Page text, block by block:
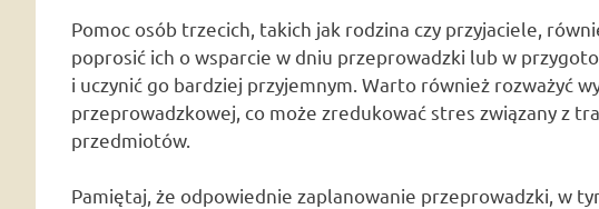
Pomoc osób trzecich, takich jak rodzina czy przyjaciele,
poprosić ich o wsparcie w dniu przeprowadzki lub w
i uczynić go bardziej przyjemnym. Warto również rozważyć
przeprowadzkowej, co może zredukować stres związany z
przedmiotów.
Pamiętaj, że odpowiednie zaplanowanie przeprowadzki, w